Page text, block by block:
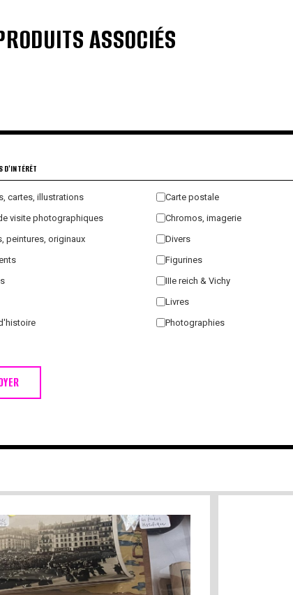
ASSOCIÉS
D'INTÉRÊT
cartes, illustrations
Carte postale
visite photographiques
Chromos, imagerie
peintures, originaux
Divers
Figurines
IIIe reich & Vichy
Livres
Photographies